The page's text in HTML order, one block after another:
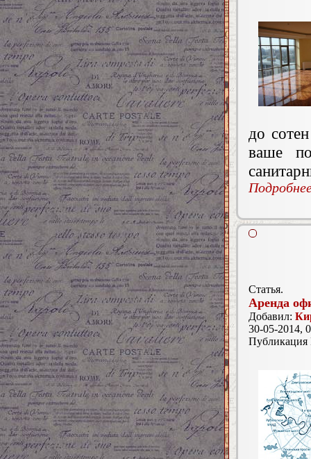
до
ваше
Статья.
Аренда
Добавил:
30-05-2014,